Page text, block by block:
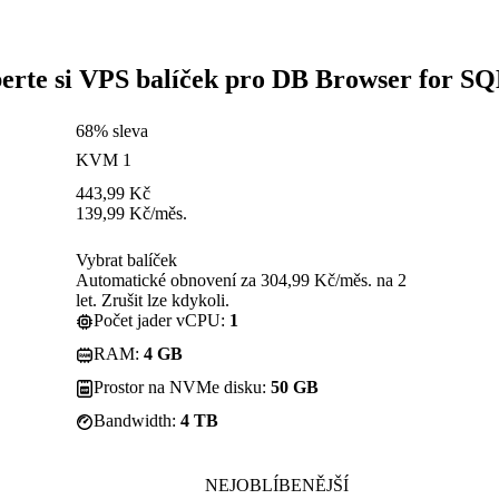
si VPS balíček pro DB Browser for
68% sleva
KVM 1
443,99 Kč
139,99 Kč/měs.
Vybrat balíček
Automatické obnovení za 304,99 Kč/měs. na 2
let. Zrušit lze kdykoli.
Počet jader vCPU: 1
RAM: 4 GB
Prostor na NVMe disku: 50 GB
Bandwidth: 4 TB
NEJOBLÍBENĚJŠÍ